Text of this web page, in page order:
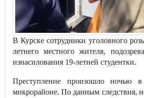
В Курске сотрудники уголовного
летнего местного жителя,
изнасилования 19-летней студентки.
Преступление произошло ночью в
микрорайоне. По данным следствия,